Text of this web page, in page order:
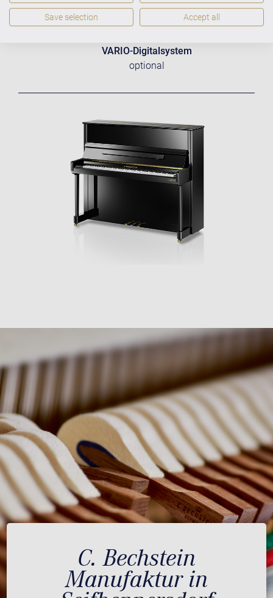
VARIO-Digitalsystem
optional
C. Bechstein
Manufaktur in
Save selection Accept all